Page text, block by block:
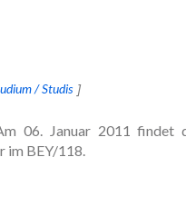
/ Studis
06. Januar 2011 findet
im BEY/118.